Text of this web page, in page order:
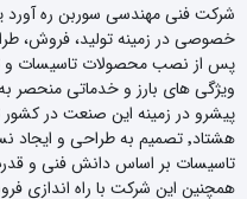
شرکت فنی مهندسی سوربن ره آورد
خصوصی در زمینه تولید، فروش،
پس از نصب محصولات تاسیسات و
پیشرو در زمینه این صنعت در
هشتاد٬ تصمیم به طراحی و
تاسیسات بر اساس دانش فنی و